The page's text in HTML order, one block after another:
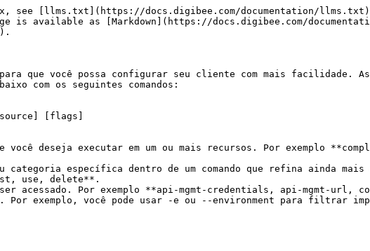
see [llms.txt](https://docs.digibee.com/documentation/
is available as [Markdown](https://docs.digibee.com/
para que você possa configurar seu cliente com mais facilidade.
com os seguintes comandos:
[flags]
você deseja executar em um ou mais recursos. Por exemplo
categoria específica dentro de um comando que refina ainda
use, delete**.
acessado. Por exemplo **api-mgmt-credentials, api-mgmt-url,
exemplo, você pode usar -e ou --environment para filtrar